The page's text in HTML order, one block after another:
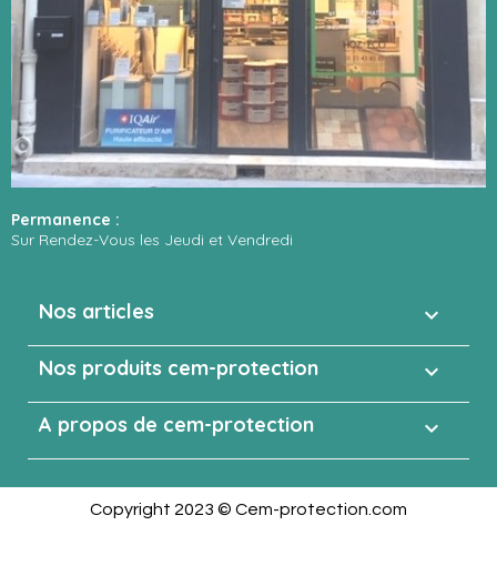
Permanence :
Sur Rendez-Vous les Jeudi et Vendredi
Nos articles 
Nos produits cem-protection 
A propos de cem-protection 
Copyright 2023 © Cem-protection.com